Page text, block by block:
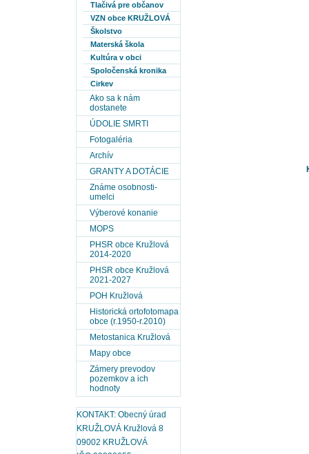
Tlačivá pre občanov
VZN obce KRUŽLOVÁ
Školstvo
Materská škola
Kultúra v obci
Spoločenská kronika
Cirkev
Ako sa k nám
dostanete
ÚDOLIE SMRTI
Fotogaléria
Archív
GRANTY A DOTÁCIE
Známe osobnosti-
umelci
Výberové konanie
MOPS
PHSR obce Kružlová
2014-2020
PHSR obce Kružlová
2021-2027
POH Kružlová
Historická ortofotomapa
obce (r.1950-r.2010)
Metostanica Kružlová
Mapy obce
Zámery prevodov
pozemkov a ich
hodnoty
KONTAKT: Obecný úrad
KRUŽLOVÁ Kružlová 8
09002 KRUŽLOVÁ